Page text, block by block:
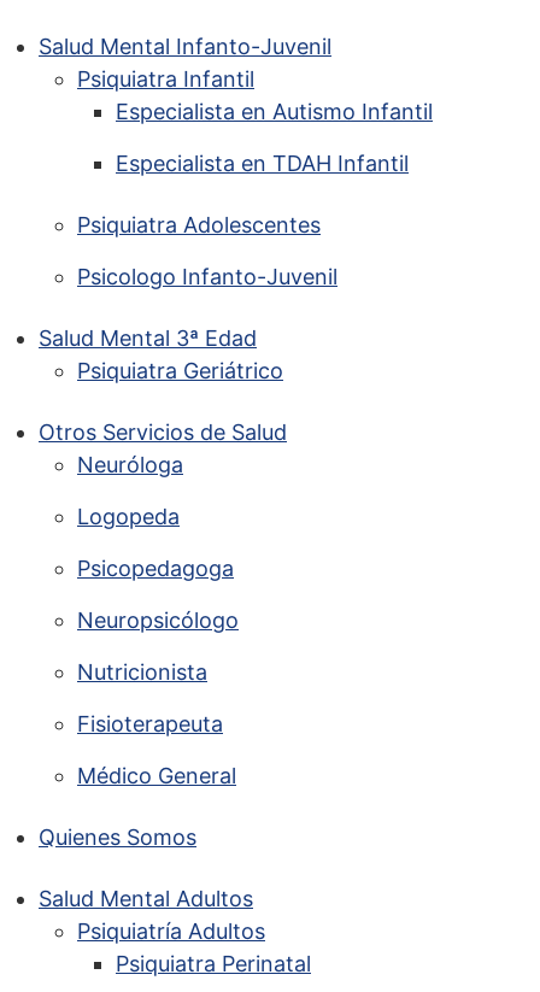
Salud Mental Infanto-Juvenil
Psiquiatra Infantil
Especialista en Autismo Infantil
Especialista en TDAH Infantil
Psiquiatra Adolescentes
Psicologo Infanto-Juvenil
Salud Mental 3ª Edad
Psiquiatra Geriátrico
Otros Servicios de Salud
Neuróloga
Logopeda
Psicopedagoga
Neuropsicólogo
Nutricionista
Fisioterapeuta
Médico General
Quienes Somos
Salud Mental Adultos
Psiquiatría Adultos
Psiquiatra Perinatal